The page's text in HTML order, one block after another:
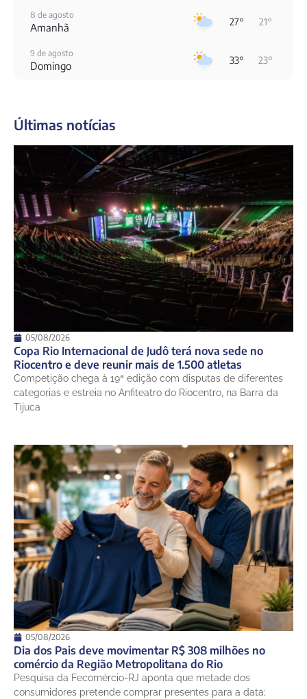
8 de agosto
Amanhã 27° 21°
9 de agosto
Domingo 33° 23°
11 de agosto
Terça-Feira
12 de agosto
Quarta-Feira 22°
13 de agosto
Quinta-Feira 23° 18°
Últimas notícias
05/08/2026
Copa Rio Internacional de Judô terá nova sede no
Riocentro e deve reunir mais de 1.500 atletas
Competição chega à 19ª edição com disputas de diferentes
categorias e estreia no Anfiteatro do Riocentro, na Barra da
Tijuca
05/08/2026
Dia dos Pais deve movimentar R$ 308 milhões no
comércio da Região Metropolitana do Rio
Pesquisa da Fecomércio-RJ aponta que metade dos
consumidores pretende comprar presentes para a data;